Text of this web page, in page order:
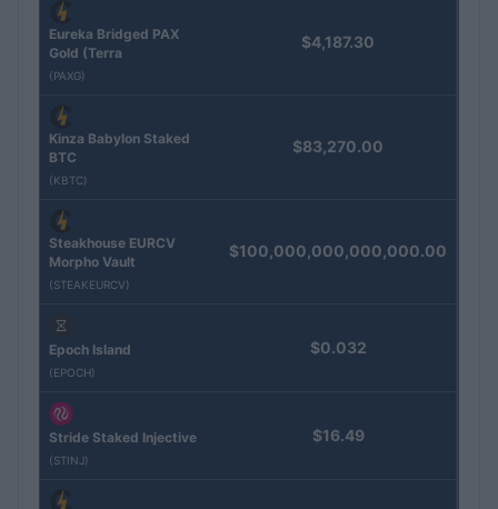
Eureka Bridged PAX
Gold (Terra
(PAXG)
$4,187.30
Kinza Babylon Staked
BTC
(KBTC)
$83,270.00
Steakhouse EURCV
Morpho Vault
(STEAKEURCV)
$100,000,000,000,000.00
Epoch Island
(EPOCH)
$0.032
Stride Staked Injective
(STINJ)
$16.49